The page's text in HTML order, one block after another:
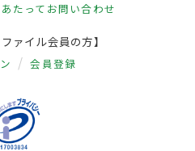
たって お問い合わせ
ァイル会員の方】
会員登録